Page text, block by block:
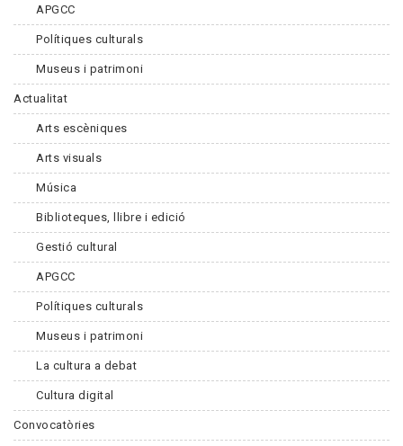
APGCC
Polítiques culturals
Museus i patrimoni
Actualitat
Arts escèniques
Arts visuals
Música
Biblioteques, llibre i edició
Gestió cultural
APGCC
Polítiques culturals
Museus i patrimoni
La cultura a debat
Cultura digital
Convocatòries